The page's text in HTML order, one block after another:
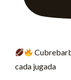
cada jugada